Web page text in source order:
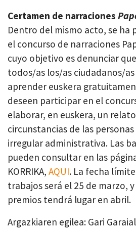
Certamen de narraciones
Dentro del mismo acto, se ha
el concurso de narraciones
cuyo objetivo es denunciar
todos/as los/as ciudadanos/
aprender euskera
deseen participar en el
elaborar, en euskera, un
circunstancias de las
irregular administrativa. Las
pueden consultar en las
KORRIKA, AQUI. La fecha
trabajos será el 25 de marzo,
premios tendrá lugar en abril.
Argazkiaren egilea: Gari